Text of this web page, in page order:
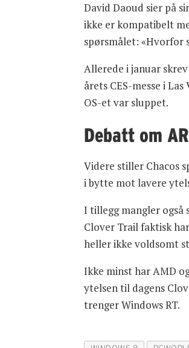
David Daoud sier på
ikke er kompatibelt
spørsmålet: «Hvorfor
Allerede i januar
årets CES-messe i
OS-et var sluppet.
Debatt om
Videre stiller Chacos
i bytte mot lavere
I tillegg mangler også
Clover Trail faktisk
heller ikke voldsomt
Ikke minst har AMD
ytelsen til dagens
trenger Windows RT.